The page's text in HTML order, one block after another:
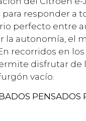
responder a
perfecto entre
la autonomía, el
recorridos en
disfrutar
vacío.
PENSADOS